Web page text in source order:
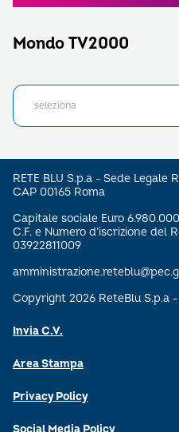
Mondo TV2000
RETE BLU S.p.a - Sede Legale
CAP 00165 Roma
Capitale sociale Euro
C.F. e Numero d’iscrizione del
03922811009
Copyright 2026 ReteBlu S.p.a
Invia C.V.
Area Stampa
Privacy Policy
Social Media Policy